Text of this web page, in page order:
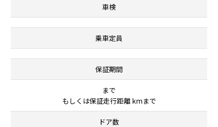
車検
乗車定員
保証期間
まで
もしくは保証走行距離 kmまで
ドア数